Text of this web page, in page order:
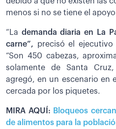
menos si no se tiene el
“La demanda diaria en La
carne”, precisó el ejecutivo
“Son 450 cabezas,
solamente de Santa
agregó, en un escenario en
cercada por los piquetes.
MIRA AQUÍ: Bloqueos
de alimentos para la